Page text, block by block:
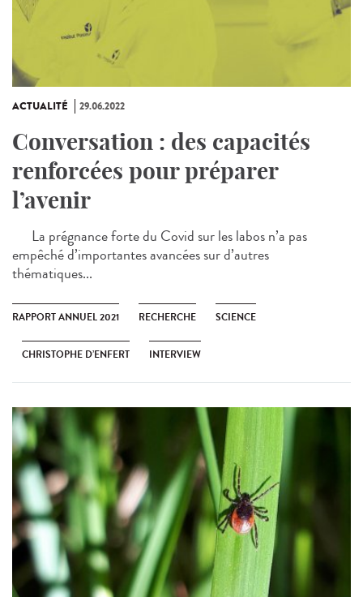
ACTUALITÉ 29.06.2022
Conversation : des capacités
renforcées pour préparer
l’avenir
La prégnance forte du Covid sur les labos n’a pas
empêché d’importantes avancées sur d’autres
thématiques...
RAPPORT ANNUEL 2021 RECHERCHE SCIENCE
CHRISTOPHE D’ENFERT INTERVIEW